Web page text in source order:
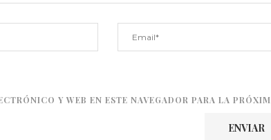
Y WEB EN ESTE NAVEGADOR PARA LA